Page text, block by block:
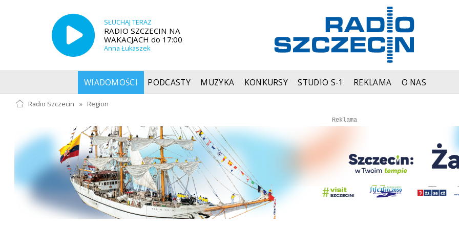
SŁUCHAJ TERAZ
RADIO SZCZECIN NA
WAKACJACH do 17:00
Anna Łukaszek
WIADOMOŚCI PODCASTY MUZYKA KONKURSY STUDIO S-1 REKLAMA O NAS
Radio Szczecin » Region
Autopromocja
Reklama
Autopromocja